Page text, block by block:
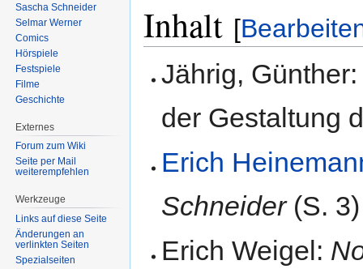
Inhalt [
Jährig,
der Gestaltung
Erich
Schneider(S. 3)
Erich Weigel:
Sascha Schneider
Selmar Werner
Comics
Hörspiele
Festspiele
Filme
Geschichte
Externes
Forum zum Wiki
Seite per Mail
weiterempfehlen
Werkzeuge
Links auf diese Seite
Änderungen an
verlinkten Seiten
Spezialseiten